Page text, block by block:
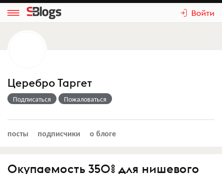
Войти
Церебро Таргет
Подписаться Пожаловаться
посты подписчики о блоге
Окупаемость 350% для нишевого